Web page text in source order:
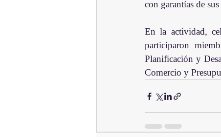
con garantías de
En la actividad,
participaron
Planificación y
Comercio y